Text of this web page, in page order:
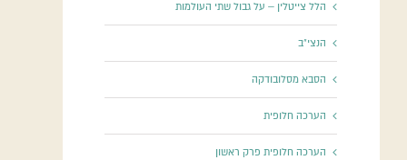
הלל צייטלין – על גבול שתי העולמות
הנצי"ב
הסבא מסלובודקה
הערכה חלופית
הערכה חלופית פרק ראשון